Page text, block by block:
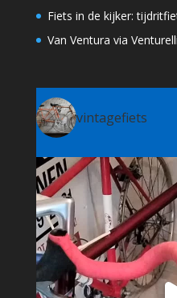
Fiets in de kijker:
Van Ventura via
vintagefiets